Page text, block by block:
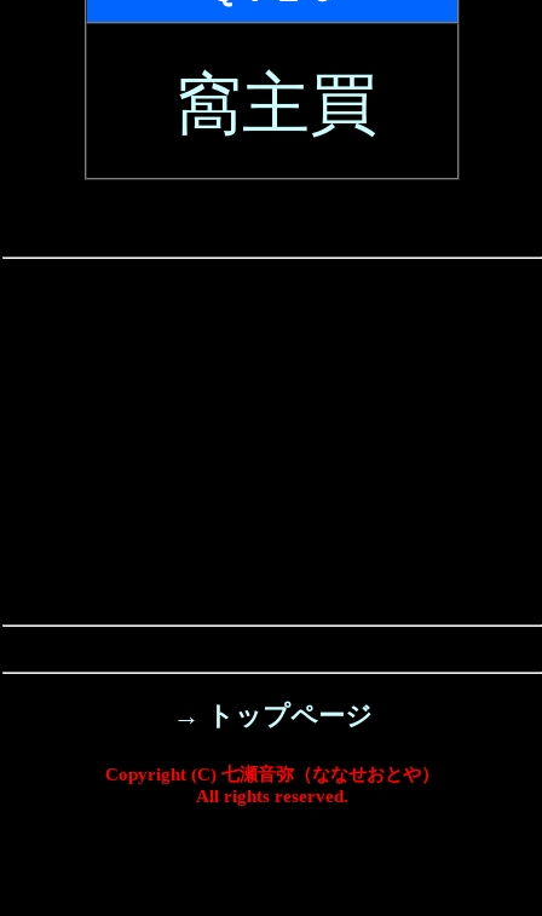
窩主買
→ トップページ
Copyright (C) 七瀬音弥（ななせおとや）
All rights reserved.